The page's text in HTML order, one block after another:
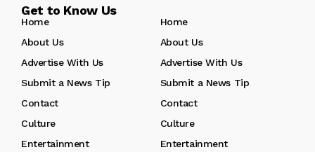
Get to Know Us
Home
Home
About Us
About Us
Advertise With Us
Advertise With Us
Submit a News Tip
Submit a News Tip
Contact
Contact
Culture
Culture
Entertainment
Entertainment